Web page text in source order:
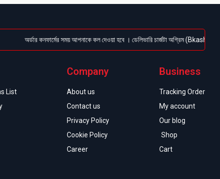
অর্ডার কনফার্মের সময় আপনাকে কল দেওয়া হবে । ডেলিভারি চার্জটা অগ্রিম (Bkash/
List
Company
About us
Contact us
Privacy Policy
Cookie Policy
Career
Business
Tracking Order
My account
Our blog
Shop
Cart